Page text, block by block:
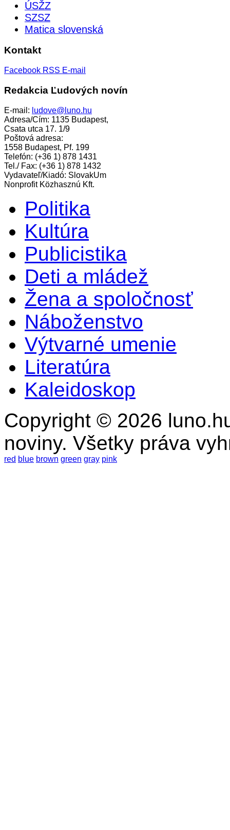
ÚSŽZ
SZSZ
Matica slovenská
Kontakt
Facebook RSS E-mail
Redakcia Ľudových novín
E-mail: ludove@luno.hu
Adresa/Cím: 1135 Budapest,
Csata utca 17. 1/9
Poštová adresa:
1558 Budapest, Pf. 199
Telefón: (+36 1) 878 1431
Tel./ Fax: (+36 1) 878 1432
Vydavateľ/Kiadó: SlovakUm
Nonprofit Közhasznú Kft.
Politika
Kultúra
Publicistika
Deti a mládež
Žena a spoločnosť
Náboženstvo
Výtvarné umenie
Literatúra
Kaleidoskop
Copyright © 2026
noviny. Všetky práva
red blue brown green gray pink